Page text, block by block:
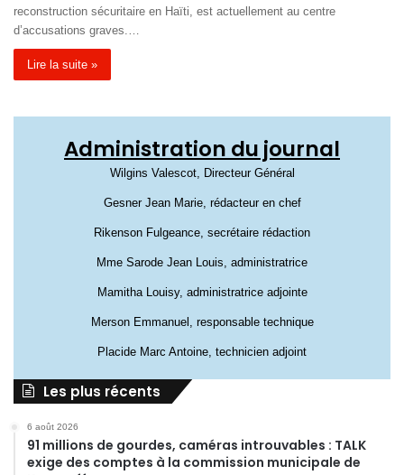
reconstruction sécuritaire en Haïti, est actuellement au centre
d’accusations graves.…
Lire la suite »
Administration du journal
Wilgins Valescot, Directeur Général
Gesner Jean Marie, rédacteur en chef
Rikenson Fulgeance, secrétaire rédaction
Mme Sarode Jean Louis, administratrice
Mamitha Louisy, administratrice adjointe
Merson Emmanuel, responsable technique
Placide Marc Antoine, technicien adjoint
Les plus récents
6 août 2026
91 millions de gourdes, caméras introuvables : TALK
exige des comptes à la commission municipale de